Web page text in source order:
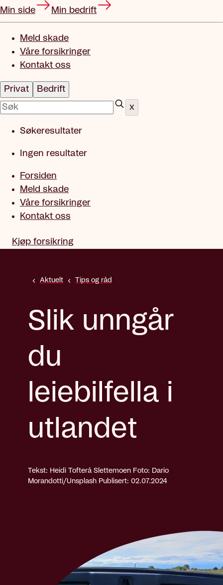
Min side Min bedrift
Meld skade
Våre forsikringer
Kontakt oss
Privat
Bedrift
x
Søkeresultater
Ingen resultater
Forsiden
Meld skade
Våre forsikringer
Kontakt oss
Kjøp forsikring
Aktuelt Tips og råd
Slik unngår
du
leiebilfella i
utlandet
Tekst: Heidi Tofterå Slettemoen Foto: Dario
Morandotti/Unsplash Publisert: 02.07.2024